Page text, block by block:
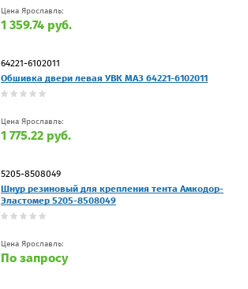
Цена Ярославль:
1 359.74 руб.
64221-6102011
Обшивка двери левая УВК МАЗ 64221-6102011
Цена Ярославль:
1 775.22 руб.
5205-8508049
Шнур резиновый для крепления тента Амкодор-
Эластомер 5205-8508049
Цена Ярославль:
По запросу